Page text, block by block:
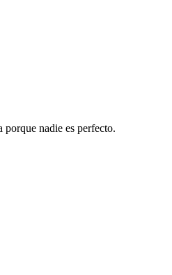
nadie es perfecto.